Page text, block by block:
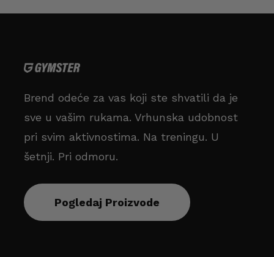
Brend odeće za vas koji ste shvatili da je
sve u vašim rukama. Vrhunska udobnost
pri svim aktivnostima. Na treningu. U
šetnji. Pri odmoru.
Pogledaj Proizvode